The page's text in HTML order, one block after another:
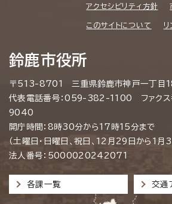
アクセシビリティ方針
このサイトについて リ
鈴鹿市役所
〒513-8701 三重県鈴鹿市神戸一丁目
代表電話番号：059-382-1100 ファク
9040
開庁時間：8時30分から17時15分まで
（土曜日・日曜日、祝日、12月29日から1月3
法人番号：5000020242071
各課一覧 交通